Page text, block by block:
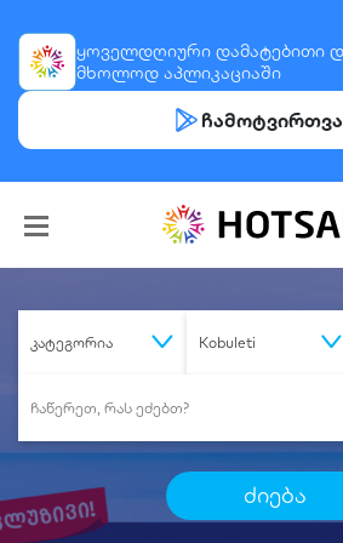
ყოველდღიური დამატებითი
მხოლოდ აპლიკაციაში
ჩამოტვირთვა
კატეგორია Kobuleti
ძიება